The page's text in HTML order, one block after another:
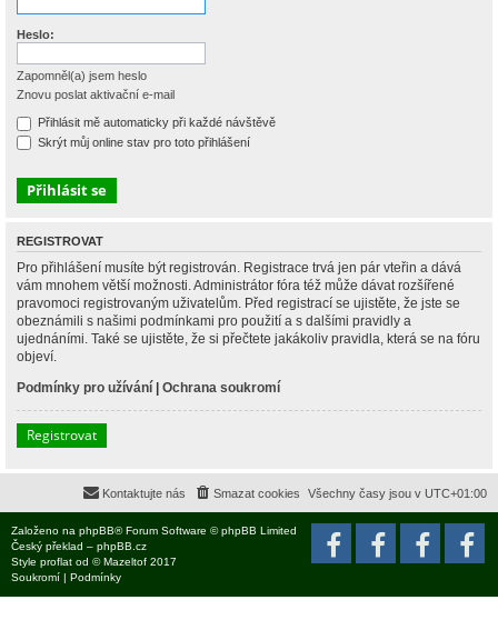
Heslo:
Zapomněl(a) jsem heslo
Znovu poslat aktivační e-mail
Přihlásit mě automaticky při každé návštěvě
Skrýt můj online stav pro toto přihlášení
REGISTROVAT
Pro přihlášení musíte být registrován. Registrace trvá jen pár vteřin a dává
vám mnohem větší možnosti. Administrátor fóra též může dávat rozšířené
pravomoci registrovaným uživatelům. Před registrací se ujistěte, že jste se
obeznámili s našimi podmínkami pro použití a s dalšími pravidly a
ujednáními. Také se ujistěte, že si přečtete jakákoliv pravidla, která se na fóru
objeví.
Podmínky pro užívání | Ochrana soukromí
Registrovat
Všechny časy jsou v UTC+01:00
Smazat cookies
Kontaktujte nás
Založeno na phpBB® Forum Software © phpBB Limited
Český překlad – phpBB.cz
Style proflat od ©Mazeltof 2017
Soukromí | Podmínky